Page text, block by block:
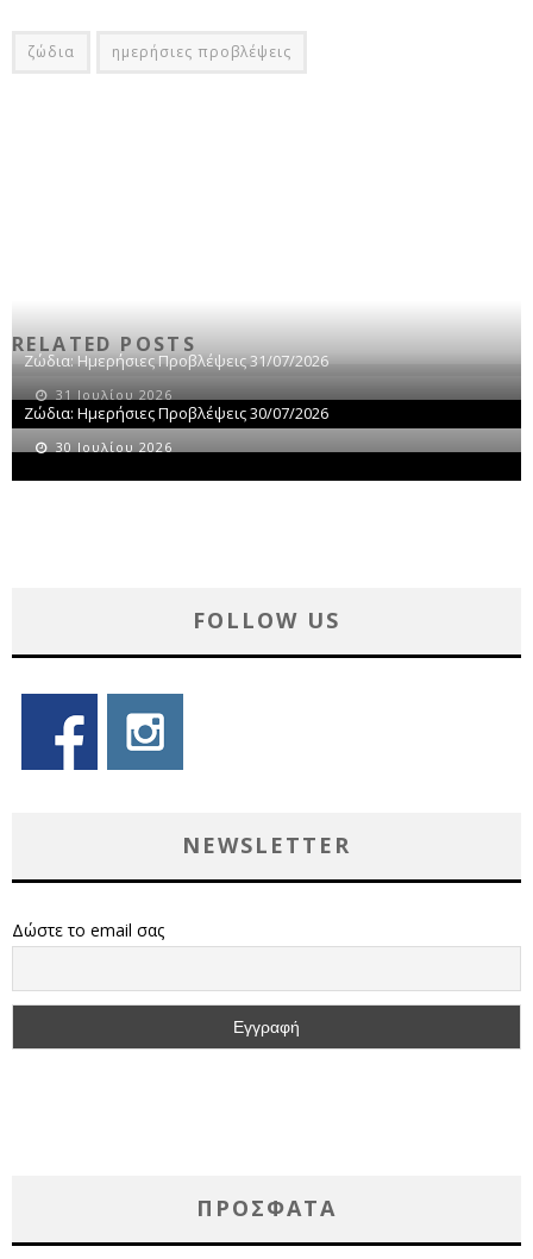
ζώδια ημερήσιες προβλέψεις
RELATED POSTS
Ζώδια: Ημερήσιες Προβλέψεις 31/07/2026
31 Ιουλίου 2026
Ζώδια: Ημερήσιες Προβλέψεις 30/07/2026
30 Ιουλίου 2026
FOLLOW US
NEWSLETTER
Δώστε το email σας
ΠΡΌΣΦΑΤΑ